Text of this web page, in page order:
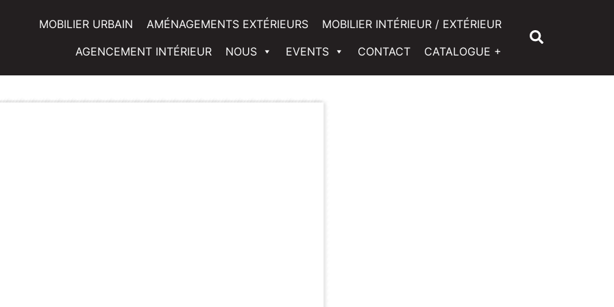
MOBILIER URBAIN AMÉNAGEMENTS EXTÉRIEURS
MOBILIER INTÉRIEUR / EXTÉRIEUR
AGENCEMENT INTÉRIEUR
NOUS EVENTS CONTACT CATALOGUE +
Rechercher